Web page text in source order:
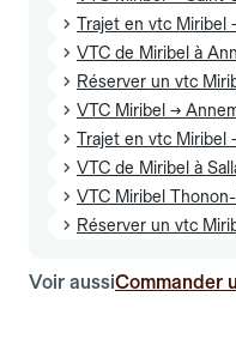
Trajet en vtc Miribel
VTC de Miribel à
Réserver un vtc
VTC Miribel →
Trajet en vtc Miribel
VTC de Miribel à
VTC Miribel
Réserver un vtc
Voir aussiCommander